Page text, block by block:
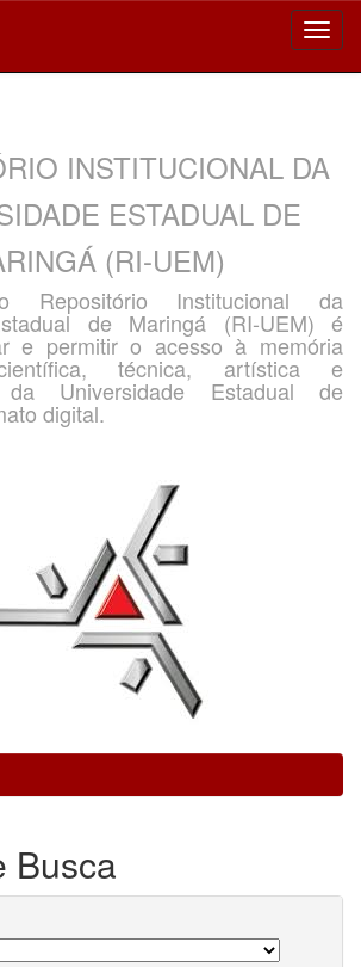
INSTITUCIONAL DA
ESTADUAL DE
(RI-UEM)
Institucional da
de Maringá (RI-UEM) é
e permitir o acesso à memória
técnica, artística e
da Universidade Estadual de
digital.
Busca